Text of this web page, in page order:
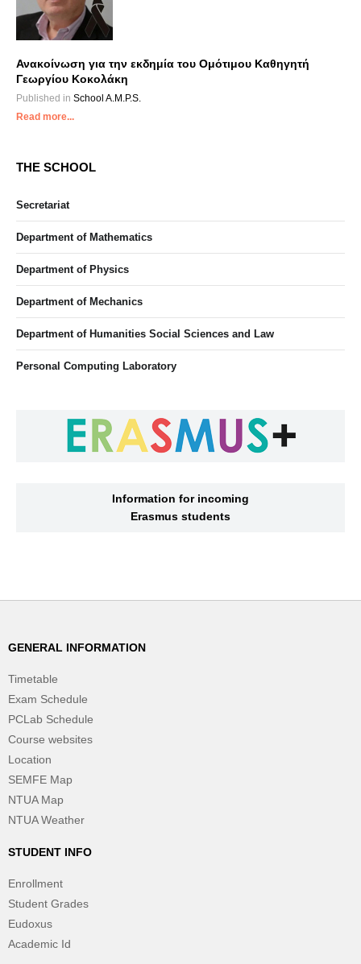
Ανακοίνωση για την εκδημία του Ομότιμου Καθηγητή
Γεωργίου Κοκολάκη
Published in School A.M.P.S.
Read more...
THE SCHOOL
Secretariat
Department of Mathematics
Department of Physics
Department of Mechanics
Department of Humanities Social Sciences and Law
Personal Computing Laboratory
Information for incoming
Erasmus students
GENERAL INFORMATION
Timetable
Exam Schedule
PCLab Schedule
Course websites
Location
SEMFE Map
NTUA Map
NTUA Weather
STUDENT INFO
Enrollment
Student Grades
Eudoxus
Academic Id